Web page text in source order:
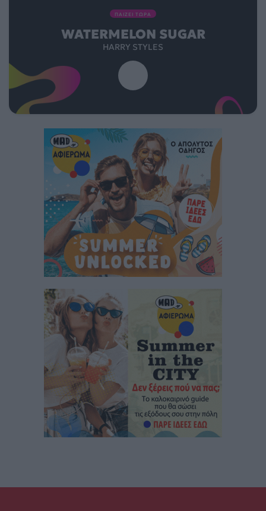
ΠΑΙΖΕΙ ΤΩΡΑ
WATERMELON SUGAR
HARRY STYLES